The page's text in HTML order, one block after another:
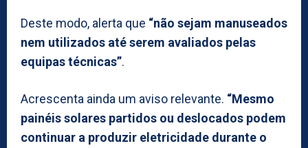
Deste modo, alerta que “não sejam manuseados
nem utilizados até serem avaliados pelas
equipas técnicas”.
Acrescenta ainda um aviso relevante. “Mesmo
painéis solares partidos ou deslocados podem
continuar a produzir eletricidade durante o